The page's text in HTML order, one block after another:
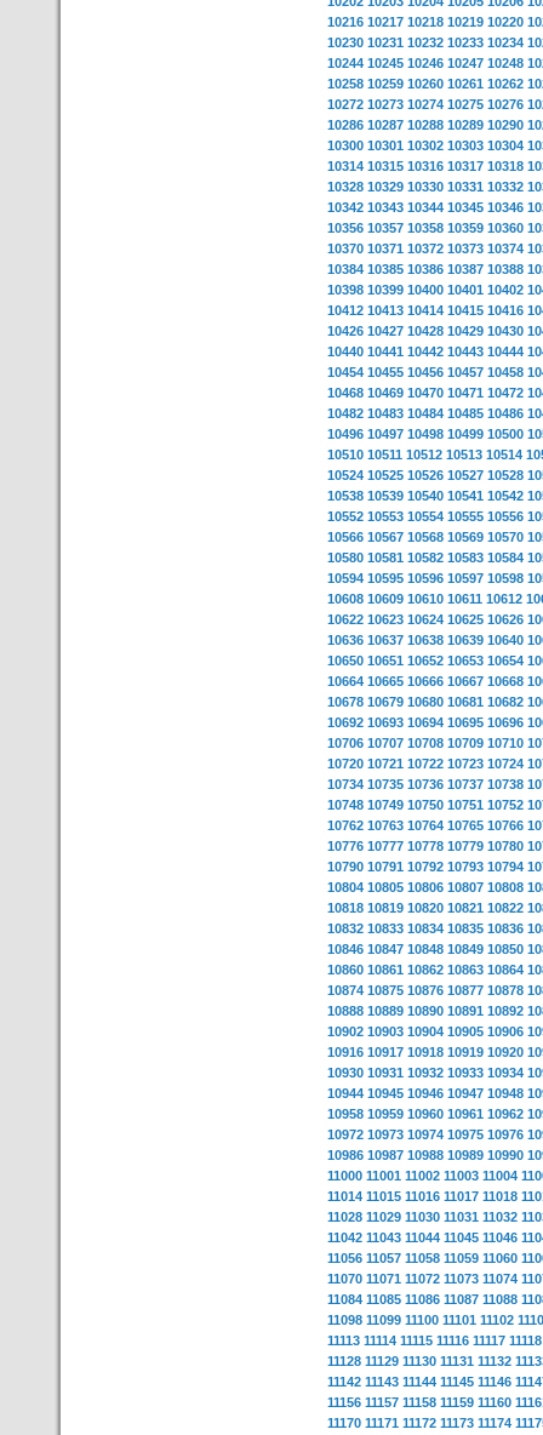
10216 10217 10218 10219 10220
10230 10231 10232 10233 10234
10244 10245 10246 10247 10248
10258 10259 10260 10261 10262
10272 10273 10274 10275 10276
10286 10287 10288 10289 10290
10300 10301 10302 10303 10304
10314 10315 10316 10317 10318
10328 10329 10330 10331 10332
10342 10343 10344 10345 10346
10356 10357 10358 10359 10360
10370 10371 10372 10373 10374
10384 10385 10386 10387 10388
10398 10399 10400 10401 10402
10412 10413 10414 10415 10416
10426 10427 10428 10429 10430
10440 10441 10442 10443 10444
10454 10455 10456 10457 10458
10468 10469 10470 10471 10472
10482 10483 10484 10485 10486
10496 10497 10498 10499 10500
10510 10511 10512 10513 10514
10524 10525 10526 10527 10528
10538 10539 10540 10541 10542
10552 10553 10554 10555 10556
10566 10567 10568 10569 10570
10580 10581 10582 10583 10584
10594 10595 10596 10597 10598
10608 10609 10610 10611 10612
10622 10623 10624 10625 10626
10636 10637 10638 10639 10640
10650 10651 10652 10653 10654
10664 10665 10666 10667 10668
10678 10679 10680 10681 10682
10692 10693 10694 10695 10696
10706 10707 10708 10709 10710
10720 10721 10722 10723 10724
10734 10735 10736 10737 10738
10748 10749 10750 10751 10752
10762 10763 10764 10765 10766
10776 10777 10778 10779 10780
10790 10791 10792 10793 10794
10804 10805 10806 10807 10808
10818 10819 10820 10821 10822
10832 10833 10834 10835 10836
10846 10847 10848 10849 10850
10860 10861 10862 10863 10864
10874 10875 10876 10877 10878
10888 10889 10890 10891 10892
10902 10903 10904 10905 10906
10916 10917 10918 10919 10920
10930 10931 10932 10933 10934
10944 10945 10946 10947 10948
10958 10959 10960 10961 10962
10972 10973 10974 10975 10976
10986 10987 10988 10989 10990
11000 11001 11002 11003 11004
11014 11015 11016 11017 11018
11028 11029 11030 11031 11032
11042 11043 11044 11045 11046
11056 11057 11058 11059 11060
11070 11071 11072 11073 11074
11084 11085 11086 11087 11088
11098 11099 11100 11101 11102
11113 11114 11115 11116 11117 11118
11128 11129 11130 11131 11132
11142 11143 11144 11145 11146
11156 11157 11158 11159 11160
11170 11171 11172 11173 11174